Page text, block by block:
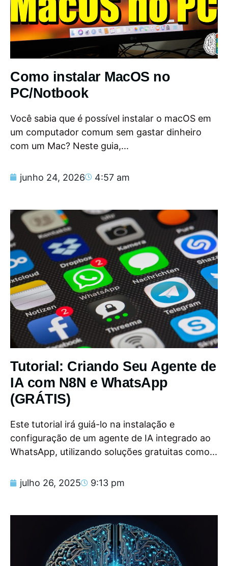
Como instalar MacOS no
PC/Notbook
Você sabia que é possível instalar o macOS em
um computador comum sem gastar dinheiro
com um Mac? Neste guia,...
junho 24, 2026 4:57 am
Tutorial: Criando Seu Agente de
IA com N8N e WhatsApp
(GRÁTIS)
Este tutorial irá guiá-lo na instalação e
configuração de um agente de IA integrado ao
WhatsApp, utilizando soluções gratuitas como...
julho 26, 2025 9:13 pm